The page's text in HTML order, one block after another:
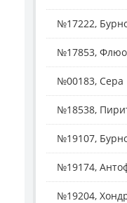
№17222,
№17853,
№00183, Сера
№18538,
№19107,
№19174,
№19204,